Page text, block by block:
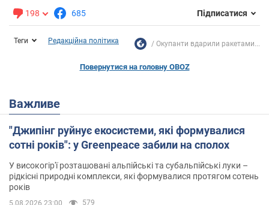
198 685 Підписатися
Теги Редакційна політика Окупанти вдарили ракетами...
Повернутися на головну OBOZ
Важливе
"Джипінг руйнує екосистеми, які формувалися
сотні років": у Greenpeace забили на сполох
У високогір'ї розташовані альпійські та субальпійські луки –
рідкісні природні комплекси, які формувалися протягом сотень
років
5.08.2026 23:00 579